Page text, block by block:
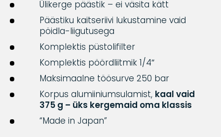
Ülikerge päästik – ei väsita kätt
Päästiku kaitseriivi lukustamine vaid
pöidla-liigutusega
Komplektis püstolifilter
Komplektis pöördliitmik 1/4″
Maksimaalne töösurve 250 bar
Korpus alumiiniumsulamist, kaal vaid
375 g – üks kergemaid oma klassis
“Made in Japan”